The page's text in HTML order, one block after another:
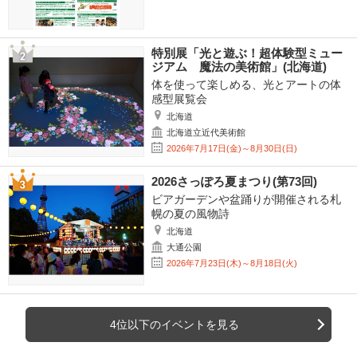
特別展「光と遊ぶ！超体験型ミュー
ジアム 魔法の美術館」(北海道)
体を使って楽しめる、光とアートの体
感型展覧会
北海道
北海道立近代美術館
2026年7月17日(金)～8月30日(日)
2026さっぽろ夏まつり(第73回)
ビアガーデンや盆踊りが開催される札
幌の夏の風物詩
北海道
大通公園
2026年7月23日(木)～8月18日(火)
4位以下のイベントを見る